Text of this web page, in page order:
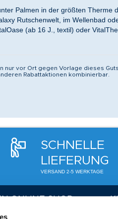
Palmen in der größten Therme
Rutschenwelt, im Wellenbad
(ab 16 J., textil) oder
nur vor Ort gegen Vorlage dieses
Rabattaktionen kombinierbar.
SCHNELLE
LIEFERUNG
VERSAND 2-5 WERKTAGE